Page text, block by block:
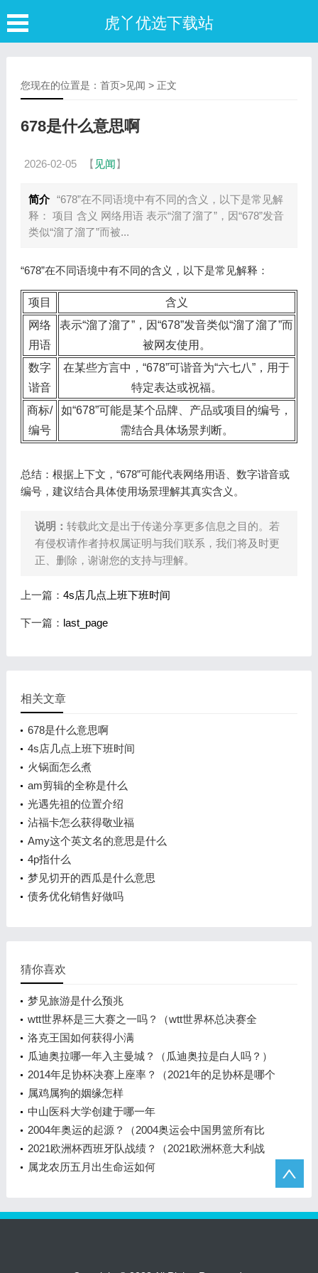
虎丫优选下载站
您现在的位置是： 首页>见闻 > 正文
678是什么意思啊
2026-02-05 【 见闻】
简介 “678”在不同语境中有不同的含义，以下是常见解
释： 项目 含义 网络用语 表示“溜了溜了”，因“678”发音
类似“溜了溜了”而被...
“678”在不同语境中有不同的含义，以下是常见解释：
项目
含义
网络
用语
表示“溜了溜了”，因“678”发音类似“溜了溜了”而
被网友使用。
数字
谐音
在某些方言中，“678”可谐音为“六七八”，用于
特定表达或祝福。
商标/
编号
如“678”可能是某个品牌、产品或项目的编号，
需结合具体场景判断。
总结：根据上下文，“678”可能代表网络用语、数字谐音或
编号，建议结合具体使用场景理解其真实含义。
说明： 转载此文是出于传递分享更多信息之目的。若
有侵权请作者持权属证明与我们联系，我们将及时更
正、删除，谢谢您的支持与理解。
上一篇： 4s店几点上班下班时间
下一篇： last_page
相关文章
678是什么意思啊
4s店几点上班下班时间
火锅面怎么煮
am剪辑的全称是什么
光遇先祖的位置介绍
沾福卡怎么获得敬业福
Amy这个英文名的意思是什么
4p指什么
梦见切开的西瓜是什么意思
债务优化销售好做吗
猜你喜欢
梦见旅游是什么预兆
wtt世界杯是三大赛之一吗？（wtt世界杯总决赛全
称？）
洛克王国如何获得小满
瓜迪奥拉哪一年入主曼城？（瓜迪奥拉是白人吗？）
2014年足协杯决赛上座率？（2021年的足协杯是哪个
队的冠军？）
属鸡属狗的姻缘怎样
中山医科大学创建于哪一年
2004年奥运的起源？（2004奥运会中国男篮所有比
赛？）
2021欧洲杯西班牙队战绩？（2021欧洲杯意大利战
绩？）
属龙农历五月出生命运如何